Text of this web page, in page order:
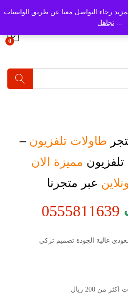
رجاء التواصل معنا عن طريق الواتساب
...تجاهل
0
طاولات تلفزيون –
مميزة الان
عبر متجرنا
عالية الجودة تصميم تركي
من 200 ريال